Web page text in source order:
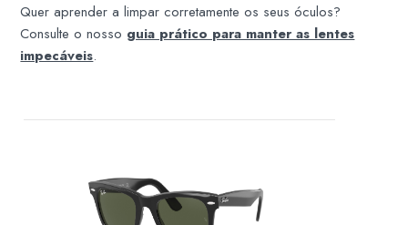
Quer aprender a limpar corretamente os seus óculos?
Consulte o nosso guia prático para manter as lentes
impecáveis.